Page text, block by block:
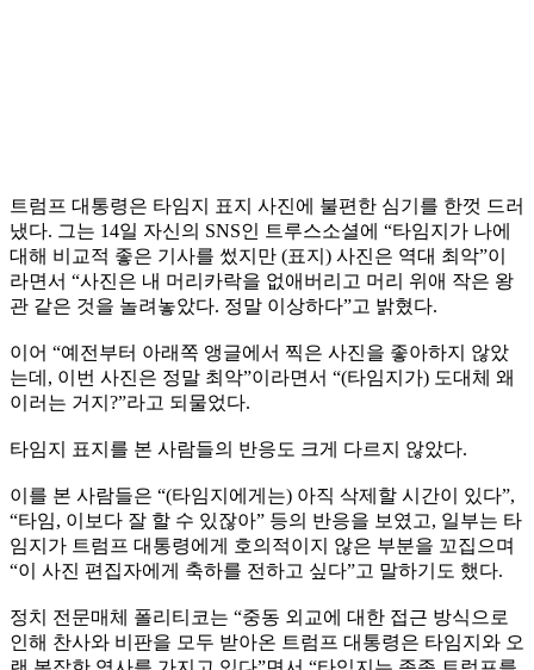
트럼프 대통령은 타임지 표지 사진에 불편한 심기를 한껏 드러
냈다. 그는 14일 자신의 SNS인 트루스소셜에 “타임지가 나에
대해 비교적 좋은 기사를 썼지만 (표지) 사진은 역대 최악”이
라면서 “사진은 내 머리카락을 없애버리고 머리 위애 작은 왕
관 같은 것을 놀려놓았다. 정말 이상하다”고 밝혔다.
이어 “예전부터 아래쪽 앵글에서 찍은 사진을 좋아하지 않았
는데, 이번 사진은 정말 최악”이라면서 “(타임지가) 도대체 왜
이러는 거지?”라고 되물었다.
타임지 표지를 본 사람들의 반응도 크게 다르지 않았다.
이를 본 사람들은 “(타임지에게는) 아직 삭제할 시간이 있다”,
“타임, 이보다 잘 할 수 있잖아” 등의 반응을 보였고, 일부는 타
임지가 트럼프 대통령에게 호의적이지 않은 부분을 꼬집으며
“이 사진 편집자에게 축하를 전하고 싶다”고 말하기도 했다.
정치 전문매체 폴리티코는 “중동 외교에 대한 접근 방식으로
인해 찬사와 비판을 모두 받아온 트럼프 대통령은 타임지와 오